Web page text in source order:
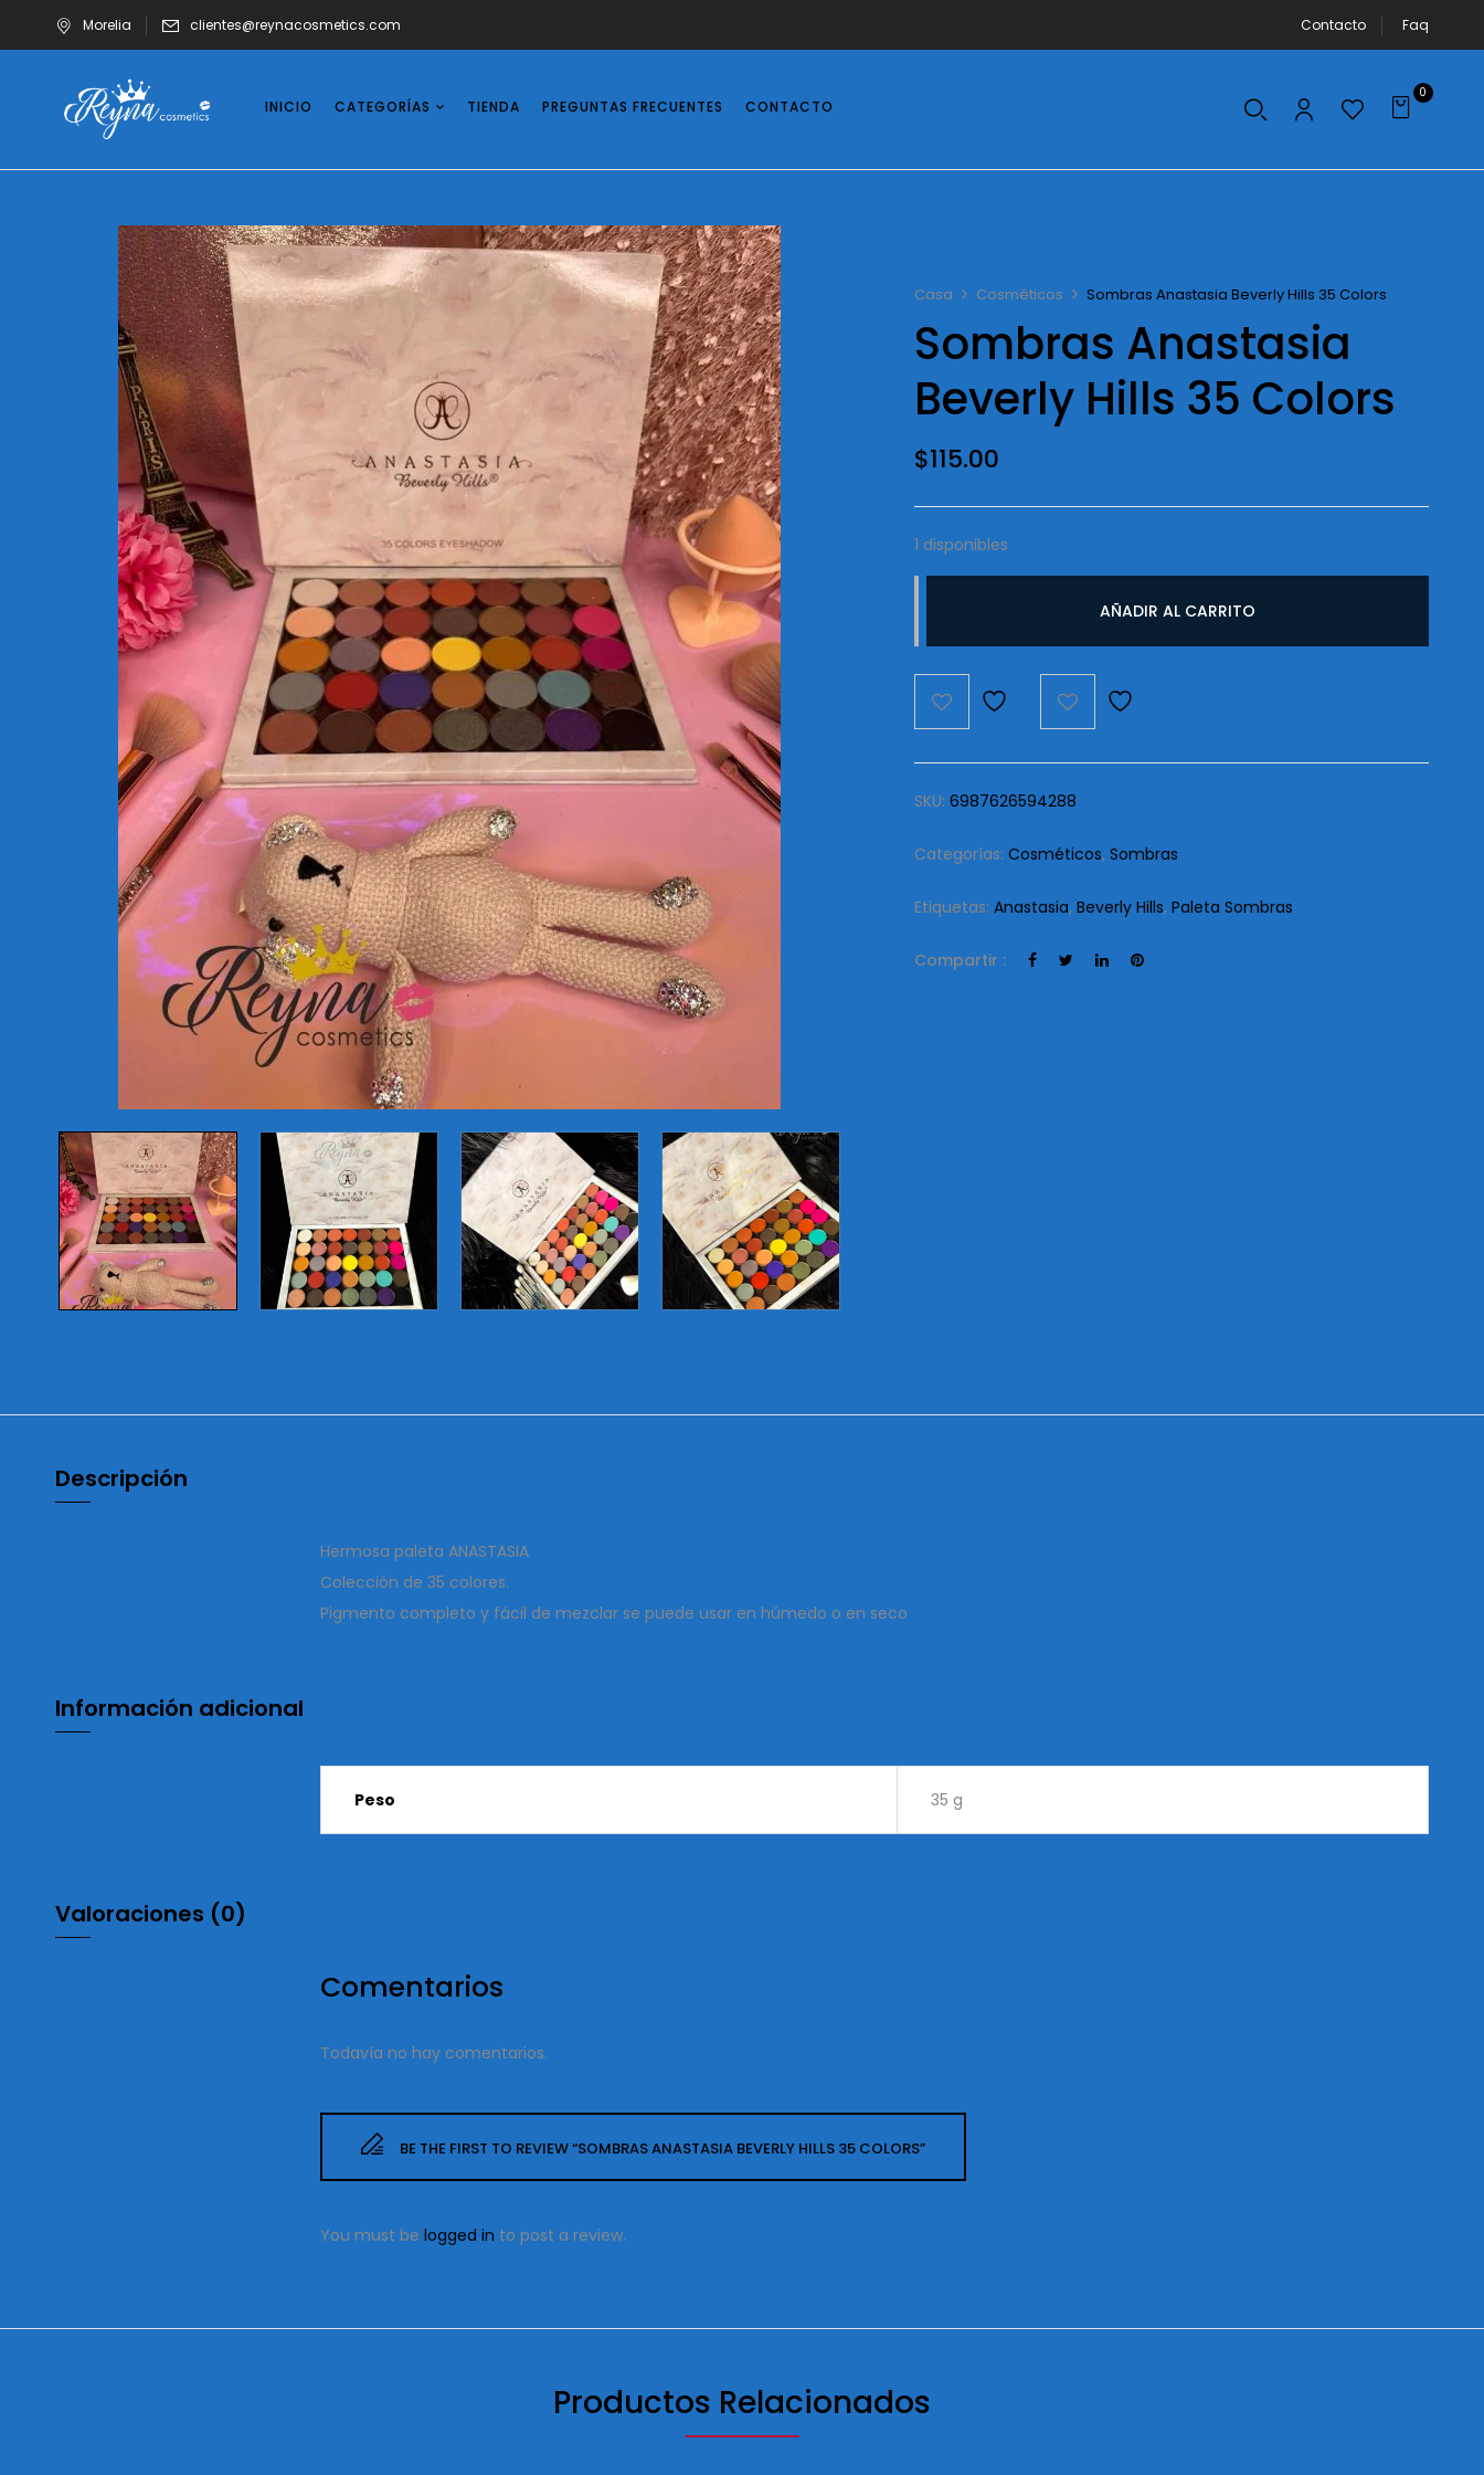
Morelia clientes@reynacosmetics.com Contacto Faq
INICIO CATEGORÍAS TIENDA PREGUNTAS FRECUENTES CONTACTO
0
Casa Cosméticos Sombras Anastasia Beverly Hills 35 Colors
Sombras Anastasia
Beverly Hills 35 Colors
$115.00
1 disponibles
Beverly
AÑADIR AL CARRITO
SKU:6987626594288
Categorías:Cosméticos,Sombras
Etiquetas:Anastasia,Beverly Hills,Paleta Sombras
Compartir :
Descripción
Hermosa paleta ANASTASIA
Colección de 35 colores.
Pigmento completo y fácil de mezclar se puede usar en húmedo o en seco
Información adicional
Peso 35 g
Valoraciones (0)
Comentarios
Todavía no hay comentarios.
BE THE FIRST TO REVIEW “SOMBRAS ANASTASIA BEVERLY HILLS 35 COLORS”
You must be logged in to post a review.
Productos Relacionados